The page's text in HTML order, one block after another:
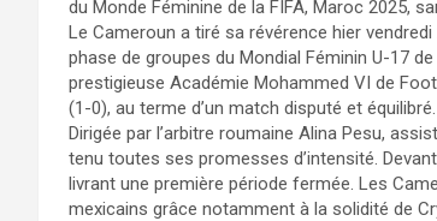
du Monde Féminine de la FIFA, Maroc 2025,
Le Cameroun a tiré sa révérence hier
phase de groupes du Mondial Féminin U-17
prestigieuse Académie Mohammed VI de
(1-0), au terme d’un match disputé et équilibré.
Dirigée par l’arbitre roumaine Alina Pesu,
tenu toutes ses promesses d’intensité.
livrant une première période fermée. Les
mexicains grâce notamment à la solidité de